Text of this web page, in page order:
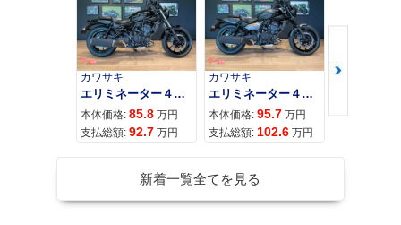
カワサキ
エリミネーター４００
本体価格: 85.8 万円
支払総額: 92.7 万円
カワサキ
エリミネーター４００ＳＥ
本体価格: 95.7 万円
支払総額: 102.6 万円
カワサキ
本体価格:
新着一覧全てを見る